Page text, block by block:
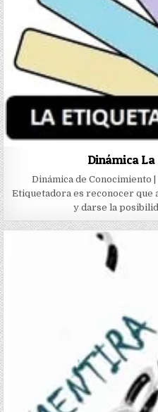
Dinámica
Dinámica de Conocimiento
Etiquetadora es reconocer que
y darse la